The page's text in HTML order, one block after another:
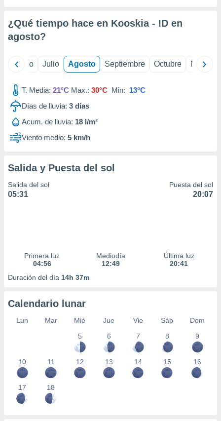
e
mediante
publicidad
publicidad
de
1199
¿Qué tiempo hace en Kooskia - ID en
agosto?
Junio Julio Agosto Septiembre Octubre
T. Media: 21°C Max.: 30°C Min: 13°C
Días de lluvia: 3 días
Acum. de lluvia: 18 l/m²
Viento medio: 5 km/h
Salida y Puesta del sol
Salida del sol
05:31
Puesta del sol
20:07
Primera luz
04:56
Mediodía
12:49
Última luz
20:41
Duración del día 14h 37m
Calendario lunar
Lun Mar Mié Jue Vie Sáb
Dom
5
6 7 8 9
10 11 12 13 14 15 16
17 18